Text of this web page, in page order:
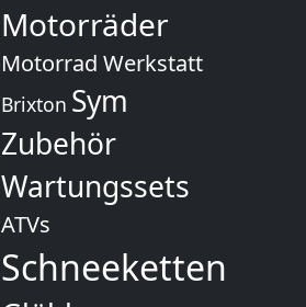
Motorräder
Motorrad Werkstatt
Brixton Sym
Zubehör
Wartungssets
ATVs
Schneeketten